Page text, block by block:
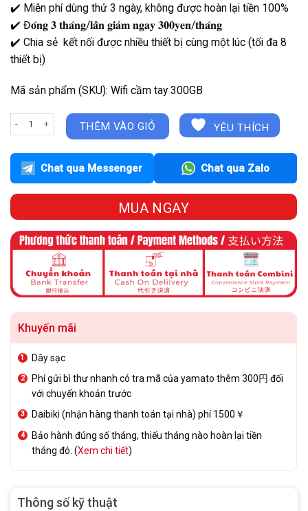
✔️ Miễn phí dùng thử 3 ngày, không được hoàn lại tiền 100%
✔️ Đ𝐨́𝐧𝐠 𝟑 𝐭𝐡𝐚́𝐧𝐠/𝐥𝐚̂̀𝐧 𝐠𝐢𝐚̉𝐦 𝐧𝐠𝐚𝐲 𝟑𝟎𝟎𝐲𝐞𝐧/𝐭𝐡𝐚́𝐧𝐠
✔️ Chia sẻ kết nối được nhiều thiết bị cùng một lúc (tối đa 8
thiết bị)
Mã sản phẩm (SKU): Wifi cầm tay 300GB
Wifi Cầm Tay 300Gb/tháng số lượng
THÊM VÀO GIỎ YÊU THÍCH
Chat qua Messenger Chat qua Zalo
MUA NGAY
Khuyến mãi
Dây sạc
Phí gửi bì thư nhanh có tra mã của yamato thêm 300円 đối
với chuyển khoản trước
Daibiki (nhận hàng thanh toán tại nhà) phí 1500￥
Bảo hành đúng số tháng, thiếu tháng nào hoàn lại tiền
tháng đó. (Xem chi tiết)
Thông số kỹ thuật